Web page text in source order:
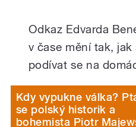
Odkaz Edvarda
v čase mění tak,
podívat se na
Kdy vypukne válka?
se polský historik a
bohemista Piotr